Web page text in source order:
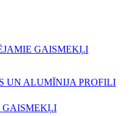
GAISMEKĻI
UN ALUMĪNIJA PROFILI
GAISMEKĻI